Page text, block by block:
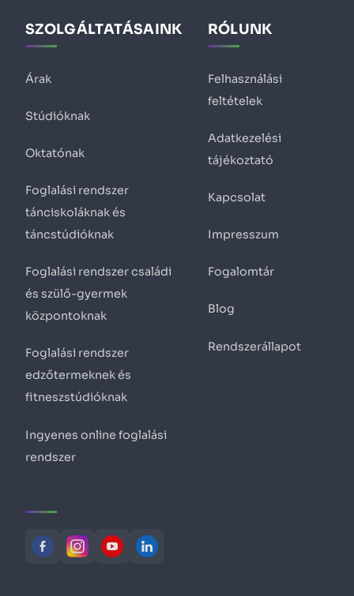
SZOLGÁLTATÁSAINK
Árak
Stúdióknak
Oktatónak
Foglalási rendszer
tánciskoláknak és
táncstúdióknak
Foglalási rendszer családi
és szülő-gyermek
központoknak
Foglalási rendszer
edzőtermeknek és
fitneszstúdióknak
Ingyenes online foglalási
rendszer
RÓLUNK
Felhasználási
feltételek
Adatkezelési
tájékoztató
Kapcsolat
Impresszum
Fogalomtár
Blog
Rendszerállapot